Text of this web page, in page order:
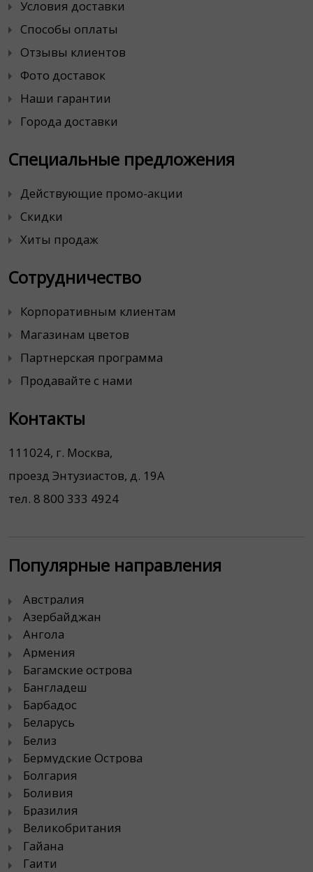
Условия доставки
Способы оплаты
Отзывы клиентов
Фото доставок
Наши гарантии
Города доставки
Специальные предложения
Действующие промо-акции
Скидки
Хиты продаж
Сотрудничество
Корпоративным клиентам
Магазинам цветов
Партнерская программа
Продавайте с нами
Контакты
111024, г. Москва,
проезд Энтузиастов, д. 19А
тел. 8 800 333 4924
Популярные направления
Австралия
Азербайджан
Ангола
Армения
Багамские острова
Бангладеш
Барбадос
Беларусь
Белиз
Бермудские Острова
Болгария
Боливия
Бразилия
Великобритания
Гайана
Гаити